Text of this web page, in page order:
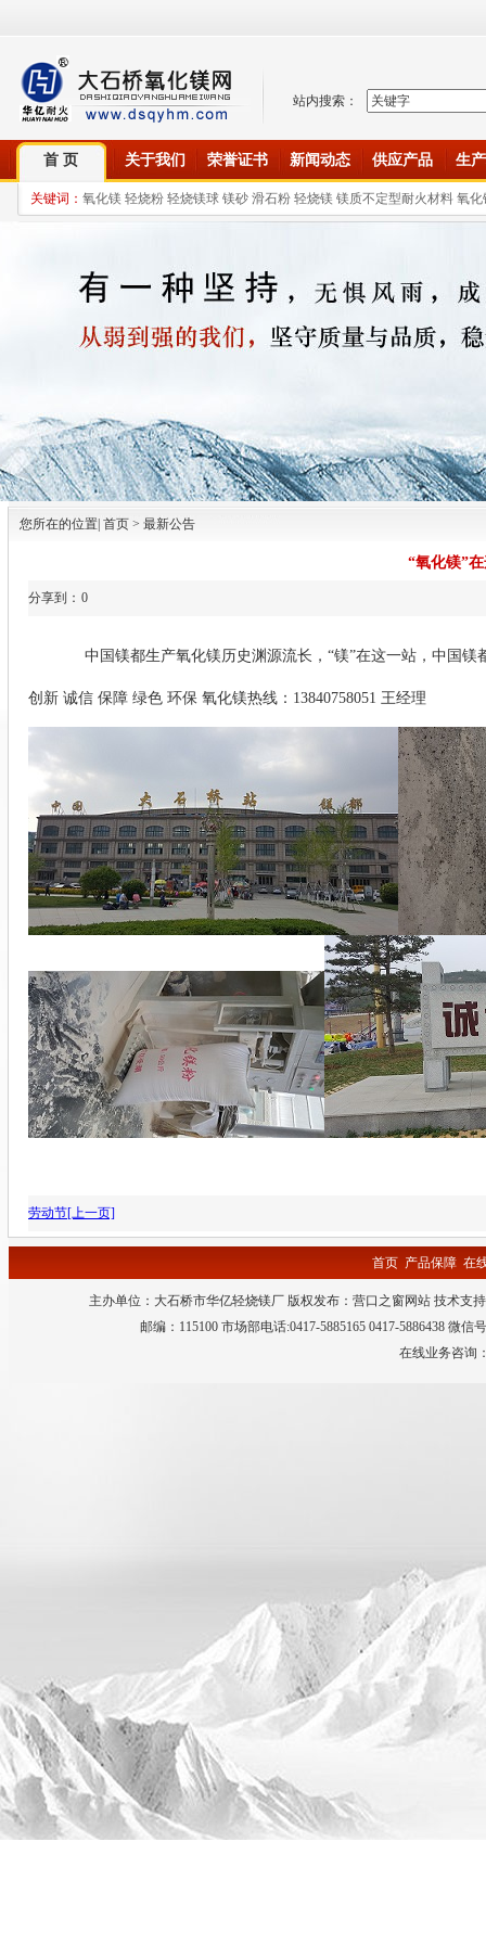
站内搜索：
首 页 关于我们 荣誉证书 新闻动态 供应产品 生
关键词： 氧化镁 轻烧粉 轻烧镁球 镁砂 滑石粉 轻烧镁 镁质不定型耐火材料 氧
您所在的位置| 首页 > 最新公告
“氧化镁”
分享到： 0
中国镁都生产氧化镁历史渊源流长，“镁”在这一站，中国镁都
创新 诚信 保障 绿色 环保 氧化镁热线：13840758051 王
劳动节[上一页]
首页 产品保障 在
主办单位：大石桥市华亿轻烧镁厂 版权发布： 营口之窗网站 技术支
邮编：115100 市场部电话:0417-5885165 0417-5886438 微
在线业务咨询